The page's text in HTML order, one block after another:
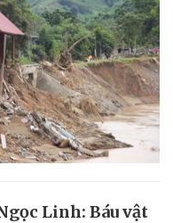
Linh: Báu vật